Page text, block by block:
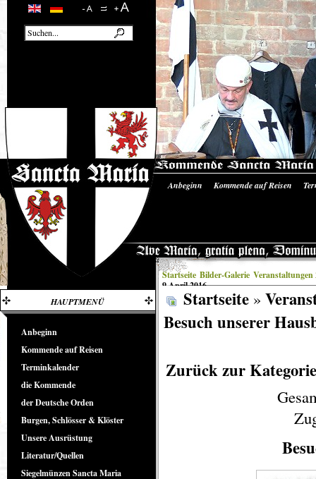
Anbeginn Kommende auf Reisen
Startseite Bilder-Galerie Veranstaltungen
9.April 2016
HAUPTMENÜ
Anbeginn
Kommende auf Reisen
Terminkalender
die Kommende
der Deutsche Orden
Burgen, Schlösser & Klöster
Unsere Ausrüstung
Literatur/Quellen
Siegelmünzen Sancta Maria
Startseite »
Besuch unserer
Zurück zur